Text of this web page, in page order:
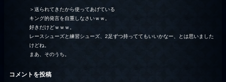
＞送られてきたから使ってあげている
キング的発言を自重しなさいｗｗ。
好きだけどｗｗｗ。
レースシューズと練習シューズ、2足ずつ持っててもいいかなー、とは思いました
けどね。
まあ、そのうち。
コメントを投稿